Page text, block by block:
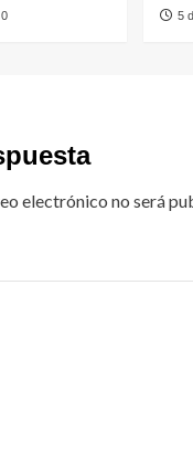
0 5
electrónico no será